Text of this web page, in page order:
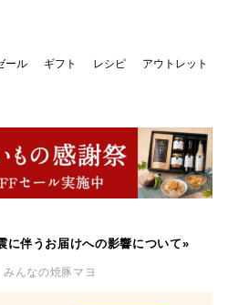
ール ギフト レシピ アウトレット
に伴うお届けへの影響について»
んなの焼豚マヨ